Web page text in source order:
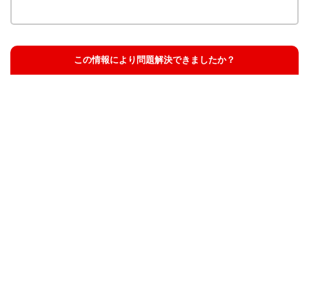
この情報により問題解決できましたか？